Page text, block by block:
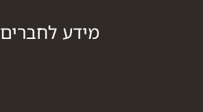
מידע לחברים